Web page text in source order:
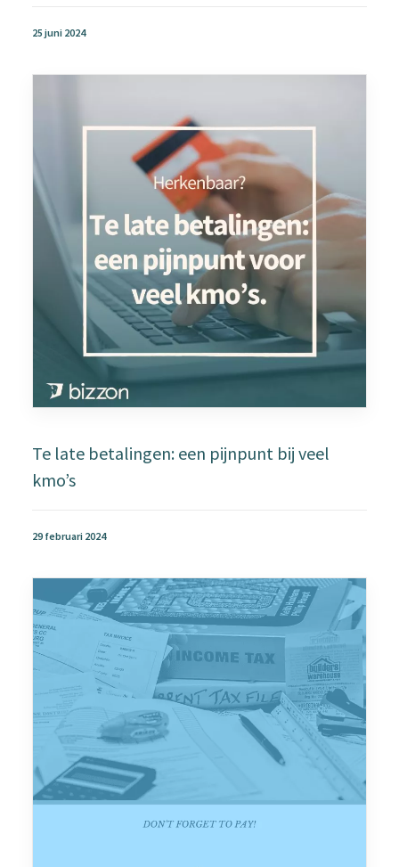
25 juni 2024
Te late betalingen: een pijnpunt bij veel
kmo’s
29 februari 2024